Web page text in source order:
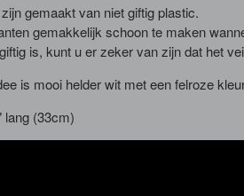
gemaakt van niet giftig plastic.
gemakkelijk schoon te maken
is, kunt u er zeker van zijn dat het
is mooi helder wit met een felroze
lang (33cm)